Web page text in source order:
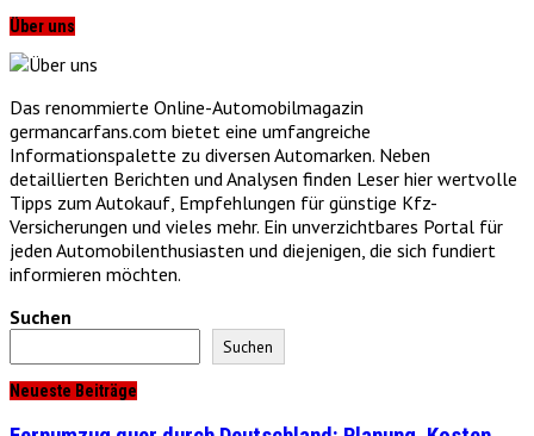
Über uns
Das renommierte Online-Automobilmagazin
germancarfans.com bietet eine umfangreiche
Informationspalette zu diversen Automarken. Neben
detaillierten Berichten und Analysen finden Leser hier wertvolle
Tipps zum Autokauf, Empfehlungen für günstige Kfz-
Versicherungen und vieles mehr. Ein unverzichtbares Portal für
jeden Automobilenthusiasten und diejenigen, die sich fundiert
informieren möchten.
Suchen
Suchen
Neueste Beiträge